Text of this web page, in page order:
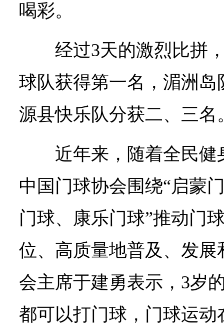
喝彩。
经过3天的激烈比拼
球队获得第一名，湄洲
源县快乐队分获二、三名
近年来，随着全民
中国门球协会围绕“启蒙
门球、康乐门球”推动门
位、高质量地普及、发
会主席于建勇表示，3岁
都可以打门球，门球运